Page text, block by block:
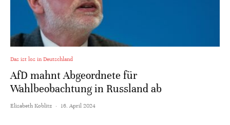
Das ist los in Deutschland
AfD mahnt Abgeordnete für
Wahlbeobachtung in Russland ab
Elisabeth Koblitz · 16. April 2024